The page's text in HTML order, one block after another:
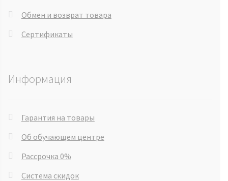
Обмен и возврат товара
Сертификаты
Информация
Гарантия на товары
Об обучающем центре
Рассрочка 0%
Система скидок